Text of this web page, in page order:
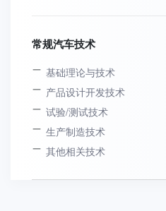
常规汽车技术
基础理论与技术
产品设计开发技术
试验/测试技术
生产制造技术
其他相关技术